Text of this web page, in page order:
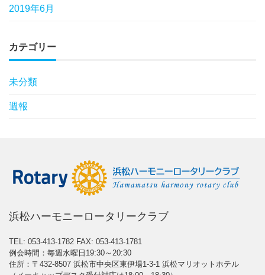
2019年6月
カテゴリー
未分類
週報
浜松ハーモニーロータリークラブ
TEL: 053-413-1782 FAX: 053-413-1781
例会時間：毎週水曜日19:30～20:30
住所：〒432-8507 浜松市中央区東伊場1-3-1 浜松マリオットホテル